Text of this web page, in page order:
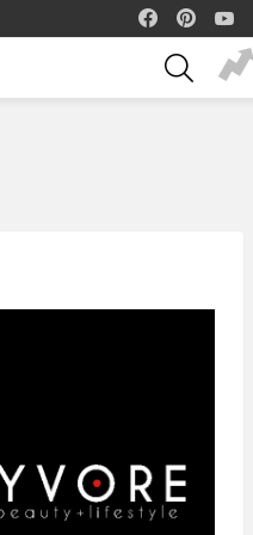
facebook
SEARCH